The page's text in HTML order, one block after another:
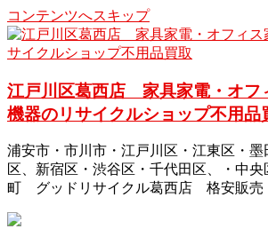
コンテンツへスキップ
江戸川区葛西店 家具家電・オフ
機器のリサイクルショップ不用品
浦安市・市川市・江戸川区・江東区・墨
区、新宿区・渋谷区・千代田区、・中
町 グッドリサイクル葛西店 格安販売